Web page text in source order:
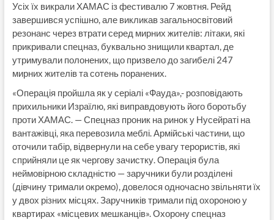
Усіх їх викрали ХАМАС із фестивалю 7 жовтня. Рейд
завершився успішно, але викликав загальносвітовий
резонанс через втрати серед мирних жителів: літаки, які
прикривали спецназ, буквально знищили квартал, де
утримували полонених, що призвело до загибелі 247
мирних жителів та сотень поранених.
«Операція пройшла як у серіалі «Фауда»,- розповідають
прихильники Израїлю, які виправдовують його боротьбу
проти ХАМАС. — Спецназ проник на ринок у Нусейраті на
вантажівці, яка перевозила меблі. Армійські частини, що
оточили табір, відвернули на себе увагу терористів, які
сприйняли це як чергову зачистку. Операція була
неймовірною складністю — заручники були розділені
(дівчину тримали окремо), довелося одночасно звільняти їх
у двох різних місцях. Заручників тримали під охороною у
квартирах «місцевих мешканців». Охорону спецназ